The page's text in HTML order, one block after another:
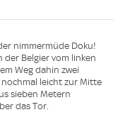
nimmermüde Doku!
der Belgier vom linken
Weg dahin zwei
leicht zur Mitte
sieben Metern
das Tor.